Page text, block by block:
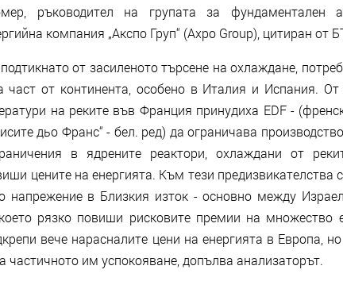
ръководител на групата за фундаментален
компания „Акспо Груп“ (Axpo Group), цитиран от
от засиленото търсене на охлаждане,
част от континента, особено в Италия и Испания. От
на реките във Франция принудиха EDF -
дьо Франс“ - бел. ред) да ограничава
в ядрените реактори, охлаждани от
цените на енергията. Към тези предизвикателства
напрежение в Близкия изток - основно между
рязко повиши рисковите премии на множество
вече нарасналите цени на енергията в Европа,
частичното им успокояване, допълва анализаторът.